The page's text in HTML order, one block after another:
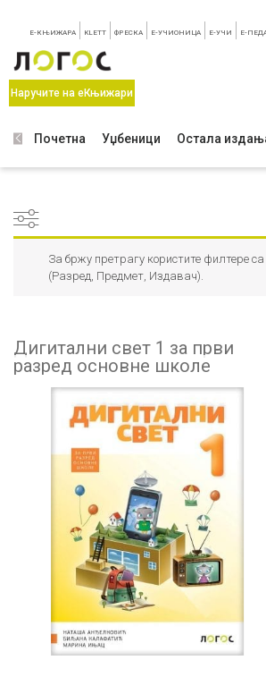
E-КЊИЖАРА KLETT ФРЕСКА E-УЧИОНИЦА E-УЧИ Е-
Наручите на еКњижари
Почетна Уџбеници Остала
За бржу претрагу користите филтере
(Разред, Предмет, Издавач).
Дигитални свет 1 за први
разред основне школе